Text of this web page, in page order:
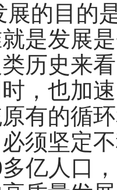
展的目的
是发展
历史来
，也加
有的循
须坚定
亿人口